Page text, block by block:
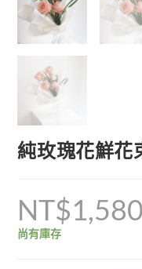
純玫瑰花鮮
NT$1,580
尚有庫存